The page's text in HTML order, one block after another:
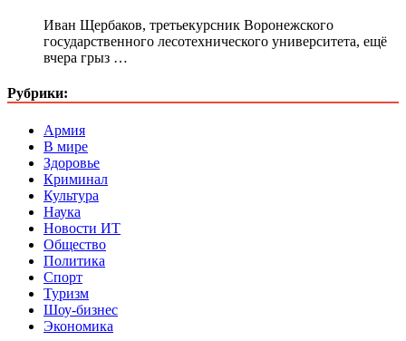
Иван Щербаков, третьекурсник Воронежского
государственного лесотехнического университета, ещё
вчера грыз …
Рубрики:
Армия
В мире
Здоровье
Криминал
Культура
Наука
Новости ИТ
Общество
Политика
Спорт
Туризм
Шоу-бизнес
Экономика